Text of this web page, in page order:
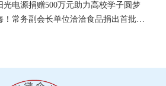
光电源捐赠500万元助力高校学子圆梦
副会长单位洽洽食品捐出首批658万元营养食品物资